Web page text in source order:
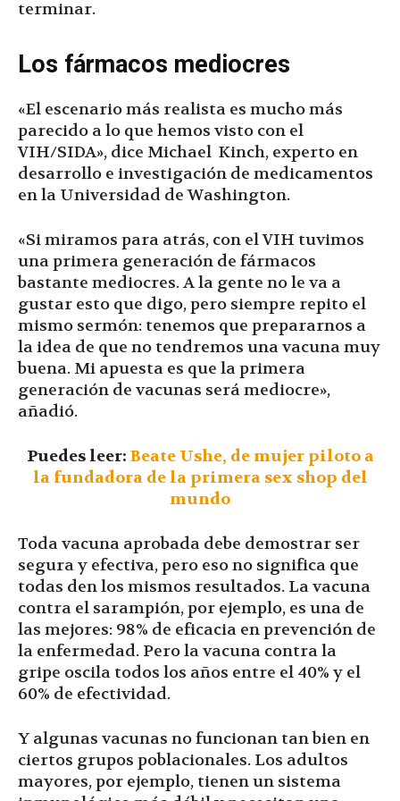
terminar.
Los fármacos mediocres
«El escenario más realista es mucho más
parecido a lo que hemos visto con el
VIH/SIDA», dice Michael Kinch, experto en
desarrollo e investigación de medicamentos
en la Universidad de Washington.
«Si miramos para atrás, con el VIH tuvimos
una primera generación de fármacos
bastante mediocres. A la gente no le va a
gustar esto que digo, pero siempre repito el
mismo sermón: tenemos que prepararnos a
la idea de que no tendremos una vacuna muy
buena. Mi apuesta es que la primera
generación de vacunas será mediocre»,
añadió.
Puedes leer: Beate Ushe, de mujer piloto a
la fundadora de la primera sex shop del
mundo
Toda vacuna aprobada debe demostrar ser
segura y efectiva, pero eso no significa que
todas den los mismos resultados. La vacuna
contra el sarampión, por ejemplo, es una de
las mejores: 98% de eficacia en prevención de
la enfermedad. Pero la vacuna contra la
gripe oscila todos los años entre el 40% y el
60% de efectividad.
Y algunas vacunas no funcionan tan bien en
ciertos grupos poblacionales. Los adultos
mayores, por ejemplo, tienen un sistema